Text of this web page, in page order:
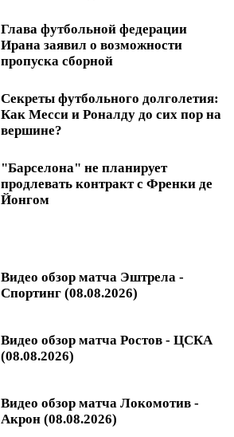
Глава футбольной федерации
Ирана заявил о возможности
пропуска сборной
Секреты футбольного долголетия:
Как Месси и Роналду до сих пор на
вершине?
"Барселона" не планирует
продлевать контракт с Френки де
Йонгом
Видео обзор матча Эштрела -
Спортинг (08.08.2026)
Видео обзор матча Ростов - ЦСКА
(08.08.2026)
Видео обзор матча Локомотив -
Акрон (08.08.2026)